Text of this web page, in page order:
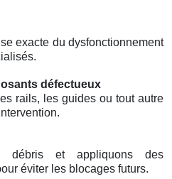
exacte du dysfonctionnement
défectueux
rails, les guides ou tout autre
débris et appliquons des
éviter les blocages futurs.